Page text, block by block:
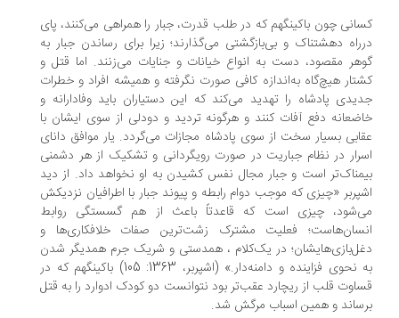
چون باکینگهم که در طلب قدرت، جبار را همراهی می‌کنند، پای
دهشتناک و بی‌بازگشتی می‌گذارند؛ زیرا برای رساندن جبار به
مقصود، دست به انواع خیانات و جنایات می‌زنند. اما قتل و
هیچ‌گاه به‌اندازه کافی صورت نگرفته و همیشه افراد و خطرات
پادشاه را تهدید می‌کند که این دستیاران باید وفادارانه و
دفع آفات کنند و هرگونه تردید و دودلی از سوی ایشان با
بسیار سخت از سوی پادشاه مجازات می‌گردد. یار موافق دانای
در نظام جباریت در صورت رویگردانی و تشکیک از هر دشمنی
است و جبار مجال نفس کشیدن به او نخواهد داد. از دید
«چیزی که موجب دوام رابطه و پیوند جبار با اطرافیان نزدیکش
چیزی است که قاعدتاً باعث از هم گسستگی روابط
فعلیت مشترک زشت‌ترین صفات خلافکاری‌ها و
در یک‌کلام ، همدستی و شریک جرم همدیگر شدن
به نحوی فزاینده و دامنه‌دار.» (اشپربر، 1363: 105) باکینگهم که در
قلب از ریچارد عقب‌تر بود نتوانست دو کودک ادوارد را به قتل
و همین اسباب مرگش شد.